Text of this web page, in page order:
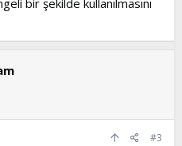
bir şekilde kullanılmasını
#3